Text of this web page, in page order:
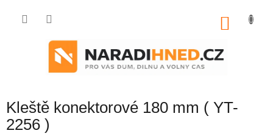
Kleště konektorové 180 mm ( YT-
2256 )